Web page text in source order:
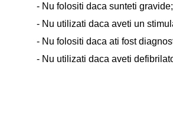
- Nu folositi daca sunteti gravide;
- Nu utilizati daca aveti un
- Nu folositi daca ati fost
- Nu utilizati daca aveti